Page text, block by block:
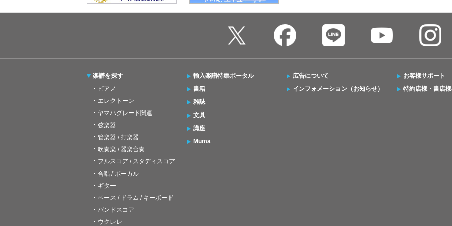
楽譜を探す
ピアノ
エレクトーン
ヤマハグレード関連
弦楽器
管楽器 / 打楽器
吹奏楽 / 器楽合奏
フルスコア / スタディスコア
合唱 / ボーカル
ギター
ベース / ドラム / キーボード
バンドスコア
ウクレレ
輸入楽譜特集ポータル
書籍
雑誌
文具
講座
Muma
広告について
インフォメーション（お知らせ）
お客様サポート
特約店様・書店